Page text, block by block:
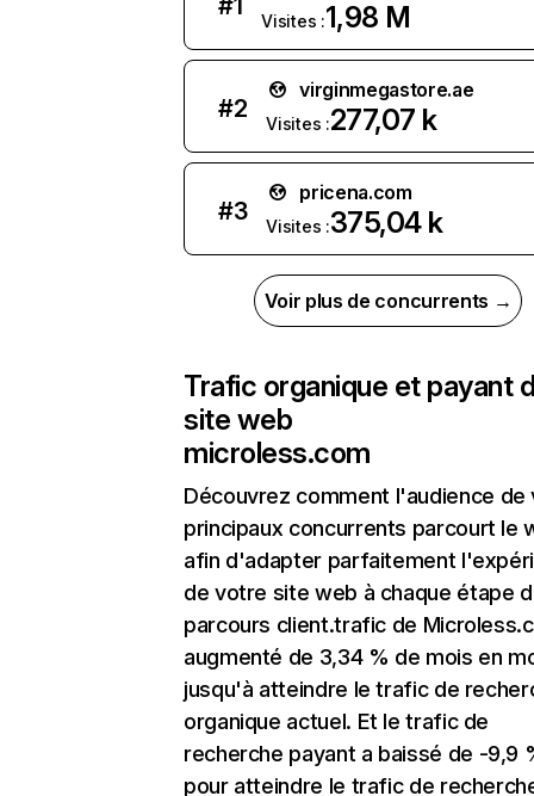
#1
Visites :1,98 M
#2
virginmegastore.ae
Visites :277,07 k
#3
pricena.com
Visites :375,04 k
Voir plus de concurrents →
Trafic organique et payant
site web
microless.com
Découvrez comment l'audience de
principaux concurrents parcourt le
afin d'adapter parfaitement
de votre site web à chaque étape
parcours client.trafic de
augmenté de 3,34 % de mois en
jusqu'à atteindre le trafic de
organique actuel. Et le trafic de
recherche payant a baissé de -9,9
pour atteindre le trafic de